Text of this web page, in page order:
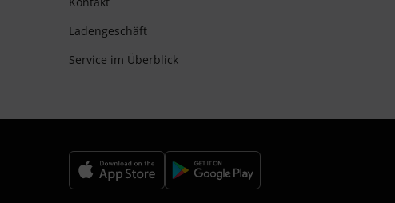
Ladengeschäft
Service im Überblick